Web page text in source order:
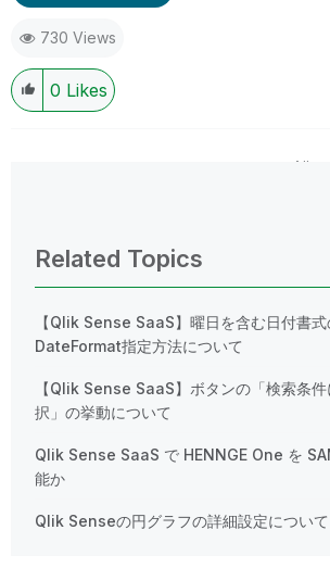
730 Views
0 Likes
All
Related Topics
【Qlik Sense SaaS】曜日を含む日付書式
DateFormat指定方法について
【Qlik Sense SaaS】ボタンの「検索条
択」の挙動について
Qlik Sense SaaS で HENNGE One を
能か
Qlik Senseの円グラフの詳細設定について